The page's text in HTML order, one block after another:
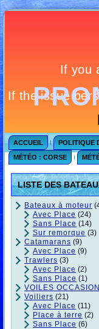
ACCUEIL POLITIQUE
MÉTÉO : CORSE
LISTE DES
Bateaux à moteur
Avec Place (24)
Sans Place (14)
Sur remorque (3)
Catamarans (9)
Avec Place (9)
Trawlers (3)
Avec Place (2)
Sans Place (1)
VOILES
Voiliers (21)
Avec Place (11)
Place à terre (2)
Sans Place (6)